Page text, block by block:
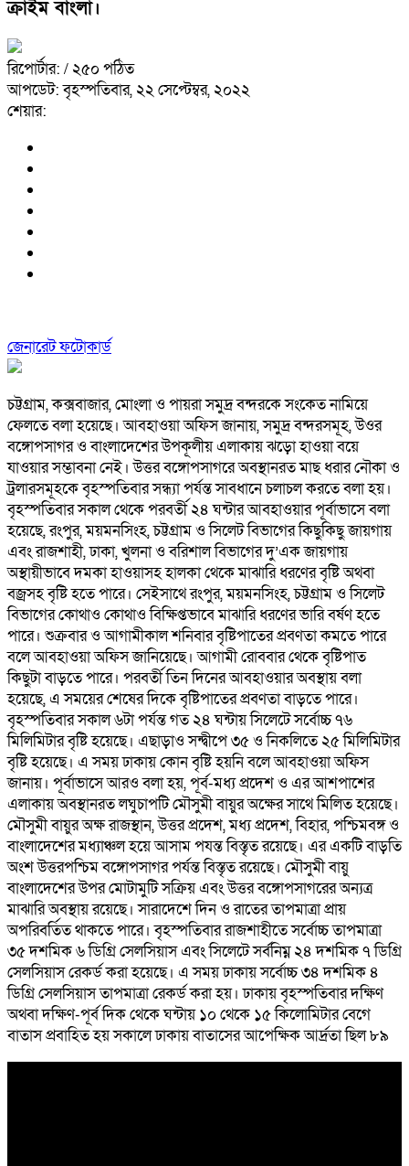
ক্রাইম বাংলা।
রিপোর্টার: / ২৫০ পঠিত
আপডেট: বৃহস্পতিবার, ২২ সেপ্টেম্বর, ২০২২
শেয়ার:
জেনারেট ফটোকার্ড
চট্টগ্রাম, কক্সবাজার, মোংলা ও পায়রা সমুদ্র বন্দরকে সংকেত নামিয়ে
ফেলতে বলা হয়েছে। আবহাওয়া অফিস জানায়, সমুদ্র বন্দরসমূহ, উওর
বঙ্গোপসাগর ও বাংলাদেশের উপকূলীয় এলাকায় ঝড়ো হাওয়া বয়ে
যাওয়ার সম্ভাবনা নেই। উত্তর বঙ্গোপসাগরে অবস্থানরত মাছ ধরার নৌকা ও
ট্রলারসমূহকে বৃহস্পতিবার সন্ধ্যা পর্যন্ত সাবধানে চলাচল করতে বলা হয়।
বৃহস্পতিবার সকাল থেকে পরবর্তী ২৪ ঘন্টার আবহাওয়ার পূর্বাভাসে বলা
হয়েছে, রংপুর, ময়মনসিংহ, চট্টগ্রাম ও সিলেট বিভাগের কিছুকিছু জায়গায়
এবং রাজশাহী, ঢাকা, খুলনা ও বরিশাল বিভাগের দু’এক জায়গায়
অস্থায়ীভাবে দমকা হাওয়াসহ হালকা থেকে মাঝারি ধরণের বৃষ্টি অথবা
বজ্রসহ বৃষ্টি হতে পারে। সেইসাথে রংপুর, ময়মনসিংহ, চট্টগ্রাম ও সিলেট
বিভাগের কোথাও কোথাও বিক্ষিপ্তভাবে মাঝারি ধরণের ভারি বর্ষণ হতে
পারে। শুক্রবার ও আগামীকাল শনিবার বৃষ্টিপাতের প্রবণতা কমতে পারে
বলে আবহাওয়া অফিস জানিয়েছে। আগামী রোববার থেকে বৃষ্টিপাত
কিছুটা বাড়তে পারে। পরবর্তী তিন দিনের আবহাওয়ার অবস্থায় বলা
হয়েছে, এ সময়ের শেষের দিকে বৃষ্টিপাতের প্রবণতা বাড়তে পারে।
বৃহস্পতিবার সকাল ৬টা পর্যন্ত গত ২৪ ঘন্টায় সিলেটে সর্বোচ্চ ৭৬
মিলিমিটার বৃষ্টি হয়েছে। এছাড়াও সন্দ্বীপে ৩৫ ও নিকলিতে ২৫ মিলিমিটার
বৃষ্টি হয়েছে। এ সময় ঢাকায় কোন বৃষ্টি হয়নি বলে আবহাওয়া অফিস
জানায়। পূর্বাভাসে আরও বলা হয়, পূর্ব-মধ্য প্রদেশ ও এর আশপাশের
এলাকায় অবস্থানরত লঘুচাপটি মৌসুমী বায়ুর অক্ষের সাথে মিলিত হয়েছে।
মৌসুমী বায়ুর অক্ষ রাজস্থান, উত্তর প্রদেশ, মধ্য প্রদেশ, বিহার, পশ্চিমবঙ্গ ও
বাংলাদেশের মধ্যাঞ্চল হয়ে আসাম পযন্ত বিস্তৃত রয়েছে। এর একটি বাড়তি
অংশ উত্তরপশ্চিম বঙ্গোপসাগর পর্যন্ত বিস্তৃত রয়েছে। মৌসুমী বায়ু
বাংলাদেশের উপর মোটামুটি সক্রিয় এবং উত্তর বঙ্গোপসাগরের অন্যত্র
মাঝারি অবস্থায় রয়েছে। সারাদেশে দিন ও রাতের তাপমাত্রা প্রায়
অপরিবর্তিত থাকতে পারে। বৃহস্পতিবার রাজশাহীতে সর্বোচ্চ তাপমাত্রা
৩৫ দশমিক ৬ ডিগ্রি সেলসিয়াস এবং সিলেটে সর্বনিম্ন ২৪ দশমিক ৭ ডিগ্রি
সেলসিয়াস রেকর্ড করা হয়েছে। এ সময় ঢাকায় সর্বোচ্চ ৩৪ দশমিক ৪
ডিগ্রি সেলসিয়াস তাপমাত্রা রেকর্ড করা হয়। ঢাকায় বৃহস্পতিবার দক্ষিণ
অথবা দক্ষিণ-পূর্ব দিক থেকে ঘন্টায় ১০ থেকে ১৫ কিলোমিটার বেগে
বাতাস প্রবাহিত হয় সকালে ঢাকায় বাতাসের আপেক্ষিক আর্দ্রতা ছিল ৮৯